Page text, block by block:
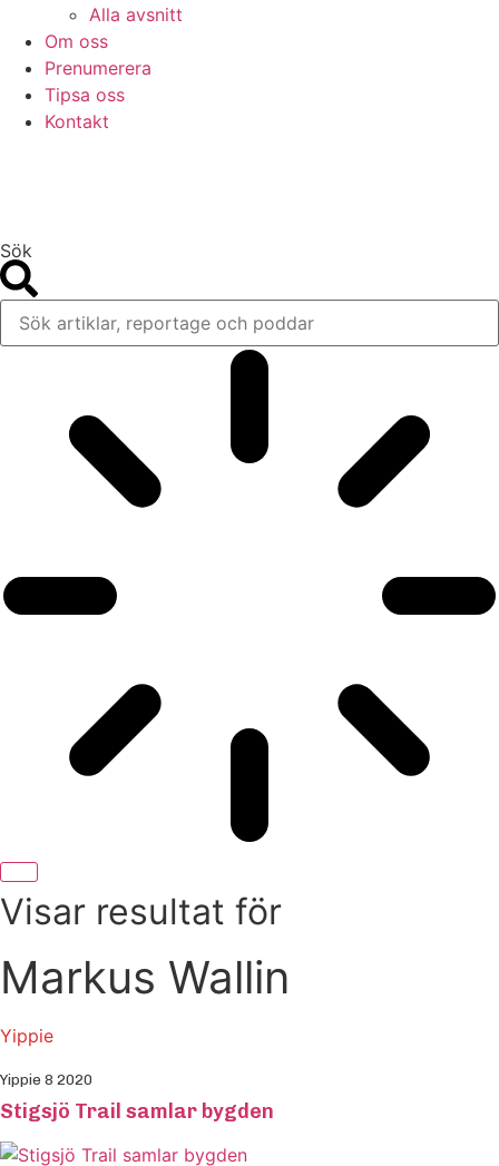
Alla avsnitt
Om oss
Prenumerera
Tipsa oss
Kontakt
Sök
Visar resultat för
Markus Wallin
Yippie
Yippie 8 2020
Stigsjö Trail samlar bygden